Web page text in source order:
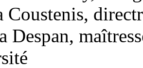
Coustenis,
Despan,